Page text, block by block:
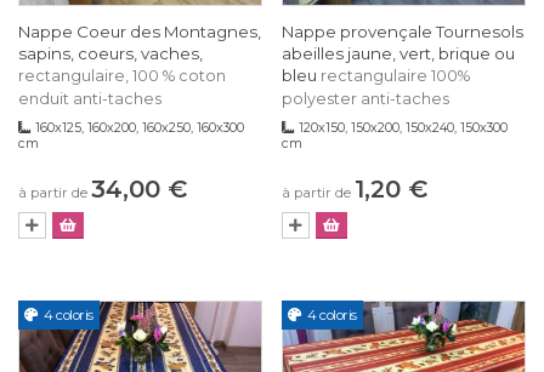
Nappe Coeur des Montagnes,
sapins, coeurs, vaches,
rectangulaire, 100 % coton
enduit anti-taches
160x125, 160x200, 160x250, 160x300
cm
à partir de 34,00 €
Nappe provençale Tournesols
abeilles jaune, vert, brique ou
bleu rectangulaire 100%
polyester anti-taches
120x150, 150x200, 150x240, 150x300
cm
à partir de 1,20 €
4 coloris 4 coloris